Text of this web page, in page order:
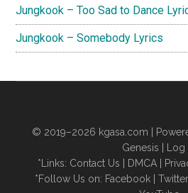
Jungkook – Too Sad to Dance
Jungkook – Somebody Lyrics
© 2019–2026 kgasa.com |
Genesis |
*Links: Contact Us DMCA
*Follow Us on: Facebook| Twitter